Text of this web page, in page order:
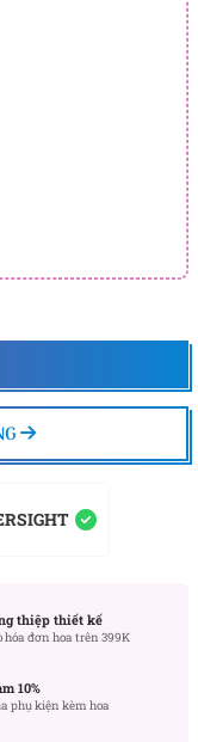
lợi hạng
đơn hàng hoặc
thiệp thiết kế
hóa đơn hoa trên 399K
10%
phụ kiện kèm hoa